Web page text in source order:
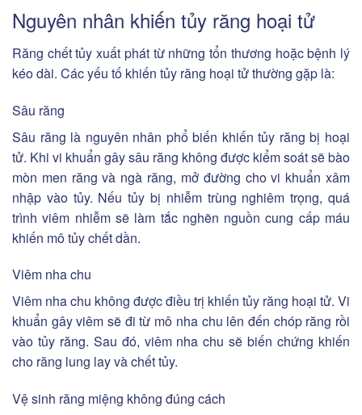
Nguyên nhân khiến tủy răng hoại tử
Răng chết tủy xuất phát từ những tổn thương hoặc bệnh lý
kéo dài. Các yếu tố khiến tủy răng hoại tử thường gặp là:
Sâu răng
Sâu răng là nguyên nhân phổ biến khiến tủy răng bị hoại
tử. Khi vi khuẩn gây sâu răng không được kiểm soát sẽ bào
mòn men răng và ngà răng, mở đường cho vi khuẩn xâm
nhập vào tủy. Nếu tủy bị nhiễm trùng nghiêm trọng, quá
trình viêm nhiễm sẽ làm tắc nghẽn nguồn cung cấp máu
khiến mô tủy chết dần.
Viêm nha chu
Viêm nha chu không được điều trị khiến tủy răng hoại tử. Vi
khuẩn gây viêm sẽ đi từ mô nha chu lên đến chóp răng rồi
vào tủy răng. Sau đó, viêm nha chu sẽ biến chứng khiến
cho răng lung lay và chết tủy.
Vệ sinh răng miệng không đúng cách